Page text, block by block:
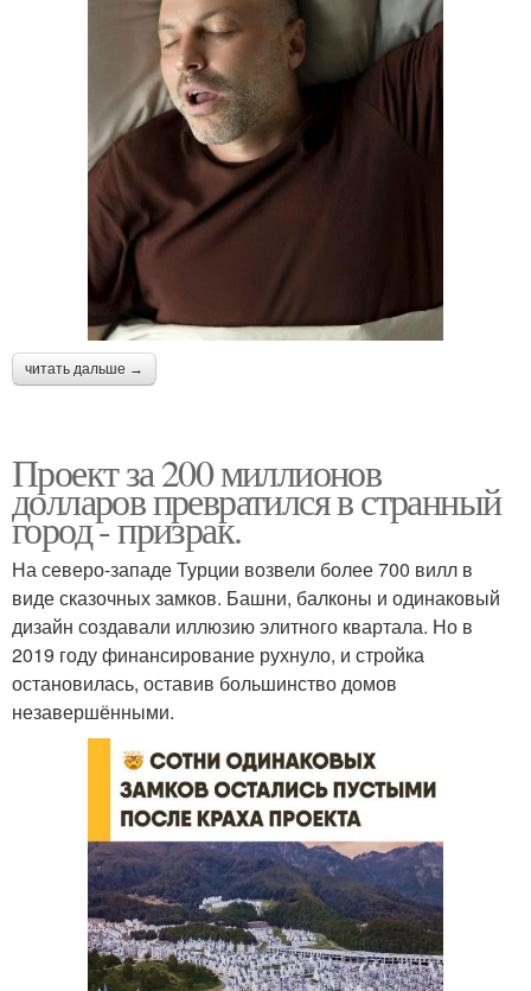
читать дальше →
Проект за 200 миллионов
долларов превратился в странный
город - призрак.
На северо-западе Турции возвели более 700 вилл в
виде сказочных замков. Башни, балконы и одинаковый
дизайн создавали иллюзию элитного квартала. Но в
2019 году финансирование рухнуло, и стройка
остановилась, оставив большинство домов
незавершёнными.